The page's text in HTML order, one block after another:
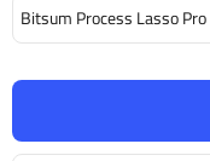
Bitsum Process Lasso Pro